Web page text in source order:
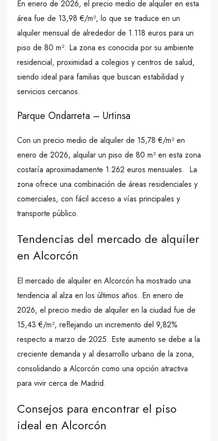
En enero de 2026, el precio medio de alquiler en esta
área fue de 13,98 €/m², lo que se traduce en un
alquiler mensual de alrededor de 1.118 euros para un
piso de 80 m². La zona es conocida por su ambiente
residencial, proximidad a colegios y centros de salud,
siendo ideal para familias que buscan estabilidad y
servicios cercanos.
Parque Ondarreta – Urtinsa
Con un precio medio de alquiler de 15,78 €/m² en
enero de 2026, alquilar un piso de 80 m² en esta zona
costaría aproximadamente 1.262 euros mensuales. La
zona ofrece una combinación de áreas residenciales y
comerciales, con fácil acceso a vías principales y
transporte público.
Tendencias del mercado de alquiler
en Alcorcón
El mercado de alquiler en Alcorcón ha mostrado una
tendencia al alza en los últimos años. En enero de
2026, el precio medio de alquiler en la ciudad fue de
15,43 €/m², reflejando un incremento del 9,82%
respecto a marzo de 2025. Este aumento se debe a la
creciente demanda y al desarrollo urbano de la zona,
consolidando a Alcorcón como una opción atractiva
para vivir cerca de Madrid.
Consejos para encontrar el piso
ideal en Alcorcón